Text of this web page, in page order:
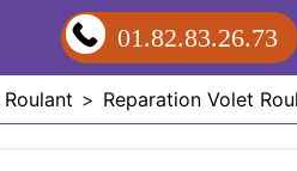
01.82.83.26.73
> Reparation Volet